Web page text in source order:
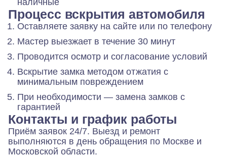
Процесс вскрытия автомобиля
Оставляете заявку на сайте или по телефону
Мастер выезжает в течение 30 минут
Проводится осмотр и согласование условий
Вскрытие замка методом отжатия с
минимальным повреждением
При необходимости — замена замков с
гарантией
Контакты и график работы
Приём заявок 24/7. Выезд и ремонт
выполняются в день обращения по Москве и
Московской области.